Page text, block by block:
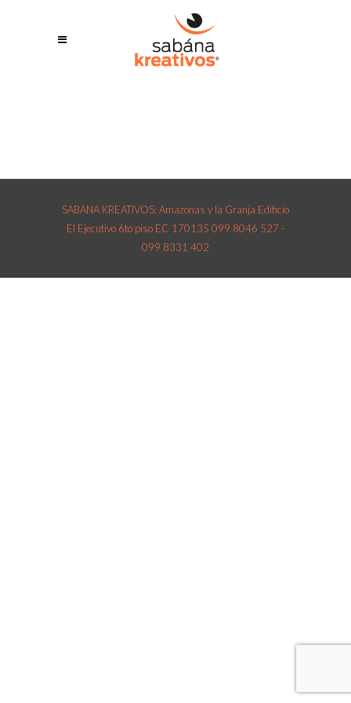
SABANA KREATIVOS: Amazonas y la Granja Edificio
El Ejecutivo 6to piso EC 170135 099 8046 527 -
099 8331 402